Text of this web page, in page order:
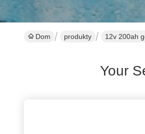
Dom produkty 12v 200ah
Your